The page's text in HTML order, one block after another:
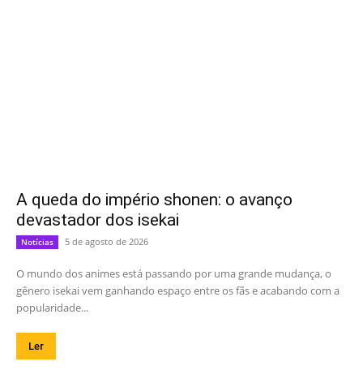
A queda do império shonen: o avanço
devastador dos isekai
Notícias 5 de agosto de 2026
O mundo dos animes está passando por uma grande mudança, o
gênero isekai vem ganhando espaço entre os fãs e acabando com a
popularidade...
Ler